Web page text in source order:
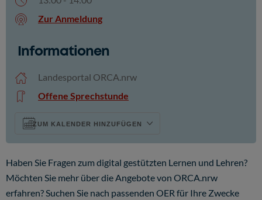
Zur Anmeldung
ZUM KALENDER HINZUFÜGEN
ICS herunterladen
Informationen
Landesportal ORCA.nrw
Offene Sprechstunde
Haben Sie Fragen zum digital gestützten Lernen und Lehren?
Möchten Sie mehr über die Angebote von ORCA.nrw
erfahren? Suchen Sie nach passenden OER für Ihre Zwecke